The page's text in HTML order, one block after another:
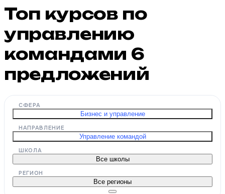
Топ курсов по
управлению
командами 6
предложений
СФЕРА
Бизнес и управление
НАПРАВЛЕНИЕ
Управление командой
ШКОЛА
Все школы
РЕГИОН
Все регионы